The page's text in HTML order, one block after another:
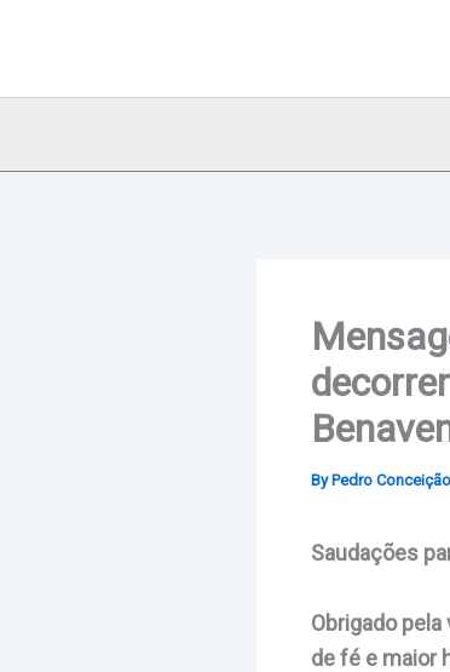
By Pedro Conceição
Saudações
Obrigado
de fé e maior